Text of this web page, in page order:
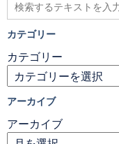
カテゴリー
カテゴリー
アーカイブ
アーカイブ